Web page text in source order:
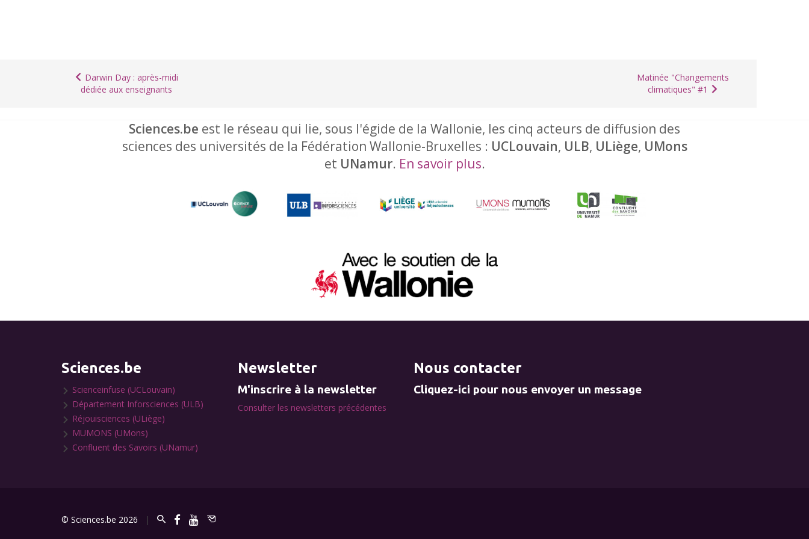
Darwin Day : après-midi
dédiée aux enseignants
Matinée "Changements
climatiques" #1
Sciences.be est le réseau qui lie, sous l'égide de la Wallonie, les cinq acteurs de diffusion des
sciences des universités de la Fédération Wallonie-Bruxelles : UCLouvain, ULB, ULiège, UMons
et UNamur. En savoir plus.
Sciences.be
Scienceinfuse (UCLouvain)
Département Inforsciences (ULB)
Réjouisciences (ULiège)
MUMONS (UMons)
Confluent des Savoirs (UNamur)
Newsletter
M'inscrire à la newsletter
Consulter les newsletters précédentes
Nous contacter
Cliquez-ici pour nous envoyer un message
© Sciences.be 2026 |